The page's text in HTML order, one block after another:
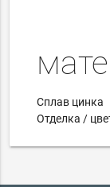
Сплав цинка
Отделка /